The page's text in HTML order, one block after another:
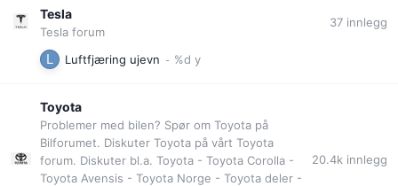
Tesla
Tesla forum
37 innlegg
Luftfjæring ujevn
Toyota
Problemer med bilen? Spør om Toyota på
Bilforumet. Diskuter Toyota på vårt Toyota
forum. Diskuter bl.a. Toyota - Toyota Corolla -
Toyota Avensis - Toyota Norge - Toyota deler -
20.4k innlegg